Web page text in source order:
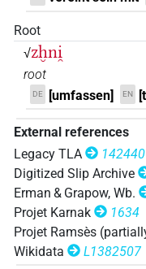
| 1×
𓋴𓐍𓈖𓂻𓈖 | 1×
𓋴𓐍𓈖𓇍𓇋𔏳𓂻 | 1×
𓋴𓐍𓈖𓏭𓂘𓀜
𓋴𓐍𓈖𔏳𓏌𓏲𓂘 | 1×
𓋴𓐍𓏌𓂘 | 1×
𓋴𓐍𓏴𓂞𓈖 | 1× V(infl.
Root
√zḫni̯
root
DE [umfassen] EN
External references
Legacy TLA
142440
Digitized Slip Archive
Erman & Grapow, Wb.
Projet Karnak
1634
Projet Ramsès
Wikidata
L1382507